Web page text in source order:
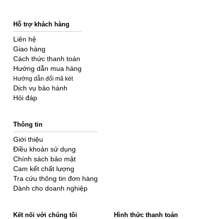
Hỗ trợ khách hàng
Liên hệ
Giao hàng
Cách thức thanh toán
Hướng dẫn mua hàng
Hướng dẫn đổi mã két
Dịch vụ bảo hành
Hỏi đáp
Thông tin
Giới thiệu
Điều khoản sử dụng
Chính sách bảo mật
Cam kết chất lượng
Tra cứu thông tin đơn hàng
Dành cho doanh nghiệp
Kết nối với chúng tôi Hình thức thanh toán